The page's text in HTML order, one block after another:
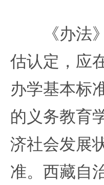
《办法》
估认定，应
办学基本标
的义务教育
济社会发展
准。西藏自